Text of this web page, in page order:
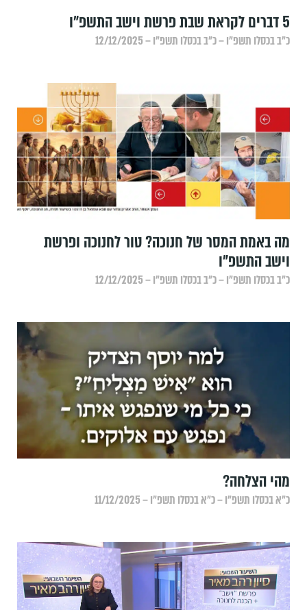
5 דברים לקראת שבת פרשת וישב התשפ״ו
כ״ב בכסלו תשפ״ו – כ״ב בכסלו תשפ״ו – 12/12/2025
מה באמת המסר של חנוכה? טור לחנוכה ופרשת
וישב התשפ״ו
כ״ב בכסלו תשפ״ו – כ״ב בכסלו תשפ״ו – 12/12/2025
מהי הצלחה?
כ״א בכסלו תשפ״ו – כ״א בכסלו תשפ״ו – 11/12/2025